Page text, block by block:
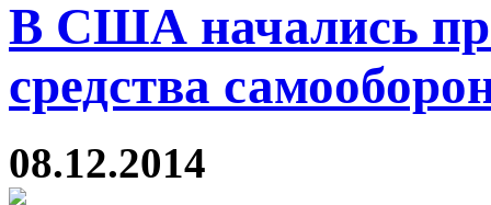
В США начались
средства
08.12.2014